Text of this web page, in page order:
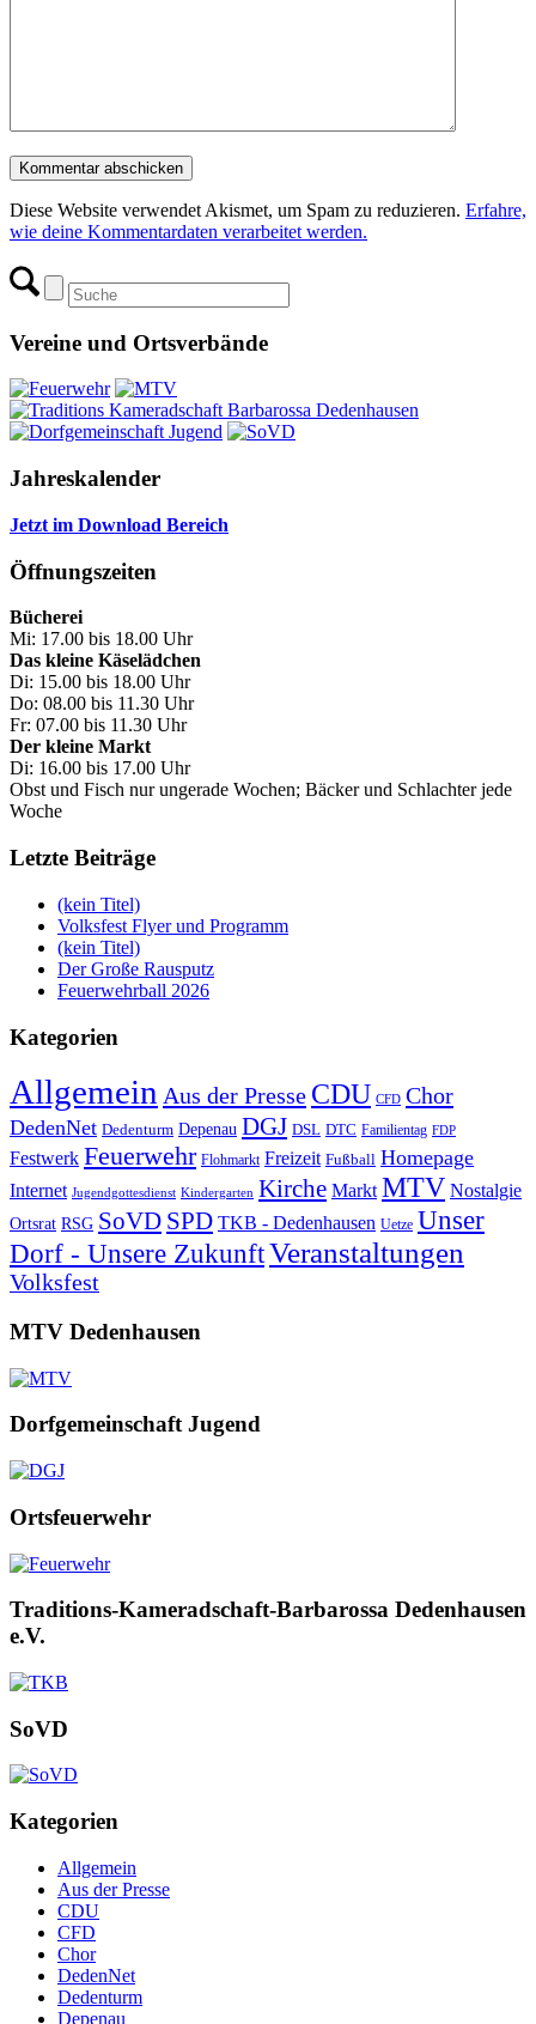
Diese Website verwendet Akismet, um Spam zu reduzieren. Erfahre,
wie deine Kommentardaten verarbeitet werden.
Vereine und Ortsverbände
Jahreskalender
Jetzt im Download Bereich
Öffnungszeiten
Bücherei
Mi: 17.00 bis 18.00 Uhr
Das kleine Käselädchen
Di: 15.00 bis 18.00 Uhr
Do: 08.00 bis 11.30 Uhr
Fr: 07.00 bis 11.30 Uhr
Der kleine Markt
Di: 16.00 bis 17.00 Uhr
Obst und Fisch nur ungerade Wochen; Bäcker und Schlachter jede
Woche
Letzte Beiträge
(kein Titel)
Volksfest Flyer und Programm
(kein Titel)
Der Große Rausputz
Feuerwehrball 2026
Kategorien
Allgemein Aus der Presse CDU CFD Chor
DedenNet Dedenturm Depenau DGJ DSL DTC Familientag FDP
Festwerk Feuerwehr Flohmarkt Freizeit Fußball Homepage
Internet Jugendgottesdienst Kindergarten Kirche Markt MTV Nostalgie
Ortsrat RSG SoVD SPD TKB - Dedenhausen Uetze Unser
Dorf - Unsere ZukunftVeranstaltungen
Volksfest
MTV Dedenhausen
Dorfgemeinschaft Jugend
Ortsfeuerwehr
Traditions-Kameradschaft-Barbarossa Dedenhausen
e.V.
SoVD
Kategorien
Allgemein
Aus der Presse
CDU
CFD
Chor
DedenNet
Dedenturm
Depenau